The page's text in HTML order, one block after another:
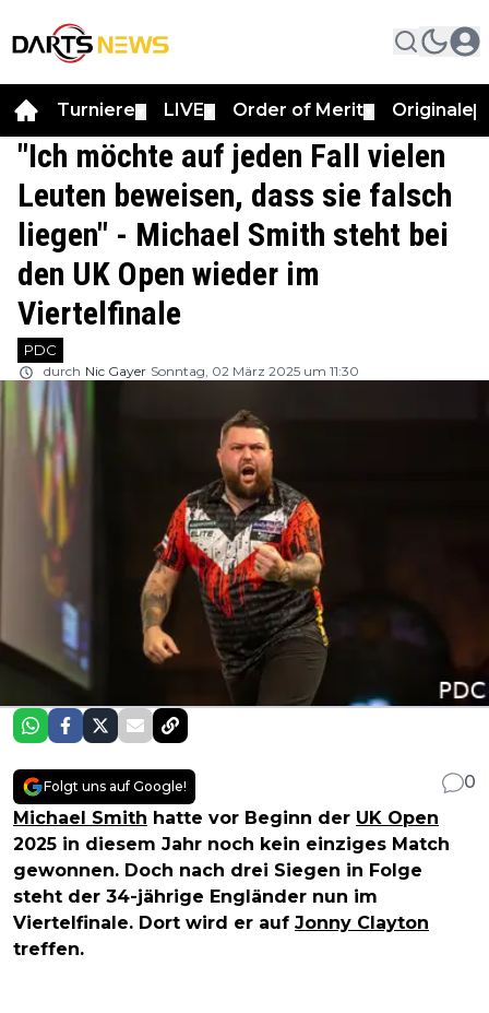
Turniere LIVE Order of Merit Originale
"Ich möchte auf jeden Fall vielen
Leuten beweisen, dass sie falsch
liegen" - Michael Smith steht bei
den UK Open wieder im
Viertelfinale
PDC
durch Nic Gayer Sonntag, 02 März 2025 um 11:30
Folgt uns auf Google!
0
Michael Smith hatte vor Beginn der UK Open
2025 in diesem Jahr noch kein einziges Match
gewonnen. Doch nach drei Siegen in Folge
steht der 34-jährige Engländer nun im
Viertelfinale. Dort wird er auf Jonny Clayton
treffen.